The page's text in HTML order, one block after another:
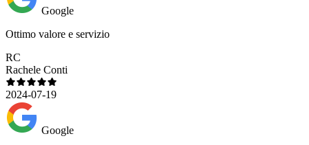
Google
Ottimo valore e servizio
RC
Rachele Conti
2024-07-19
Google